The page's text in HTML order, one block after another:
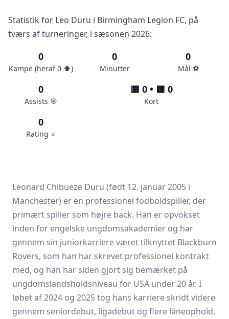
Statistik for Leo Duru i Birmingham Legion FC, på
tværs af turneringer, i sæsonen 2026:
0
Kampe (heraf 0 ⬆️)
0
Minutter
0
Mål ⚽️
0
Assists 🎯
🟨 0 • 🟥 0
Kort
0
Rating ⭐️
Leonard Chibueze Duru (født 12. januar 2005 i
Manchester) er en professionel fodboldspiller, der
primært spiller som højre back. Han er opvokset
inden for engelske ungdomsakademier og har
gennem sin juniorkarriere været tilknyttet Blackburn
Rovers, som han har skrevet professionel kontrakt
med, og han har siden gjort sig bemærket på
ungdomslandsholdsniveau for USA under 20 år. I
løbet af 2024 og 2025 tog hans karriere skridt videre
gennem seniordebut, ligadebut og flere låneophold,